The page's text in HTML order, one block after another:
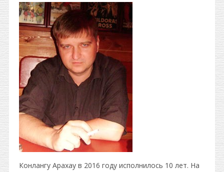
Конлангу Арахау в 2016 году исполнилось 10 лет. На